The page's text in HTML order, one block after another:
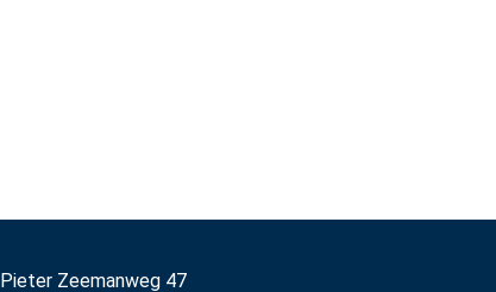
Pieter Zeemanweg 47